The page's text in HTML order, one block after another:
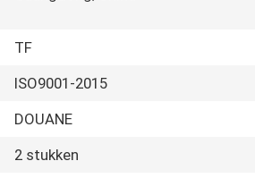
TF
ISO9001-2015
DOUANE
2 stukken